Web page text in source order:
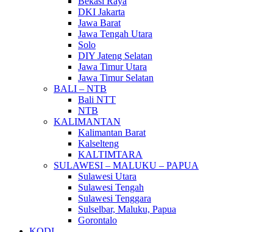
DKI Jakarta
Jawa Barat
Jawa Tengah Utara
Solo
DIY Jateng Selatan
Jawa Timur Utara
Jawa Timur Selatan
BALI – NTB
Bali NTT
NTB
KALIMANTAN
Kalimantan Barat
Kalselteng
KALTIMTARA
SULAWESI – MALUKU – PAPUA
Sulawesi Utara
Sulawesi Tengah
Sulawesi Tenggara
Sulselbar, Maluku, Papua
Gorontalo